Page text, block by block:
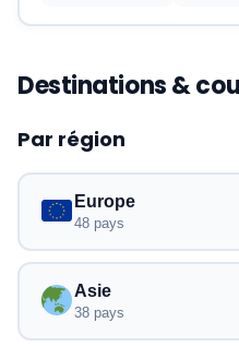
Destinations &
Par région
Europe
48 pays
Asie
38 pays